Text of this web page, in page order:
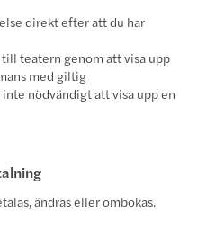
direkt efter att du har
teatern genom att visa upp
med giltig
nödvändigt att visa upp en
ändras eller ombokas.